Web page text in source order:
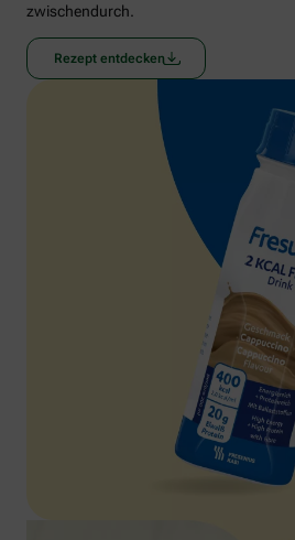
zwischendurch.
Rezept entdecken